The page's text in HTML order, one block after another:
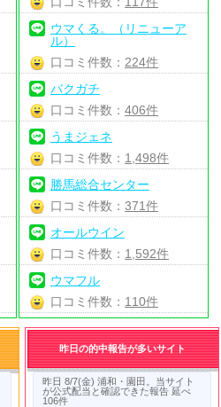
ウマくる。（リニューア
ル）
口コミ件数： 224件
バクガチ
口コミ件数： 406件
うまジェネ
口コミ件数： 1,498件
勝馬総合センター
口コミ件数： 371件
オールウイン
口コミ件数： 1,592件
ウマフル
口コミ件数： 110件
昨日の的中報告が多いサイト
昨日 8/7(金) 浦和・園田。当サイト
が公式配当と確認できた報告 延べ
106件